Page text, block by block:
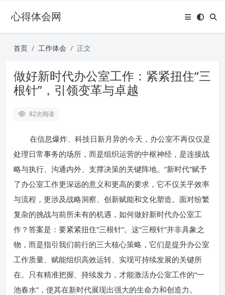
心得体会网
首页 工作体会 正文
做好新时代办公室工作：紧紧扭住“三
根针”，引领变革与卓越
82次阅读
在信息爆炸、科技日新月异的今天，办公室不再仅仅是
处理日常事务的场所，而是组织运营的中枢神经，是连接战
略与执行、沟通内外、支撑决策的关键阵地。“新时代”赋予
了办公室工作更深远的意义和更高的要求，它不仅关乎效率
与流程，更涉及战略洞察、创新赋能和文化塑造。面对纷繁
复杂的挑战与前所未有的机遇，如何做好新时代办公室工
作？答案是：要紧紧扭住“三根针”。这“三根针”并非具象之
物，而是指引我们前行的三大核心策略，它们是提升办公室
工作质量、赋能组织高效运转、实现可持续发展的关键所
在。只有精准把握、持续发力，才能激活办公室工作的“一
池春水”，使其在新时代展现出强大的生命力和创造力。